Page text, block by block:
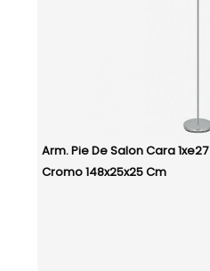
Arm. Pie De Salon Cara 1xe27
Cromo 148x25x25 Cm